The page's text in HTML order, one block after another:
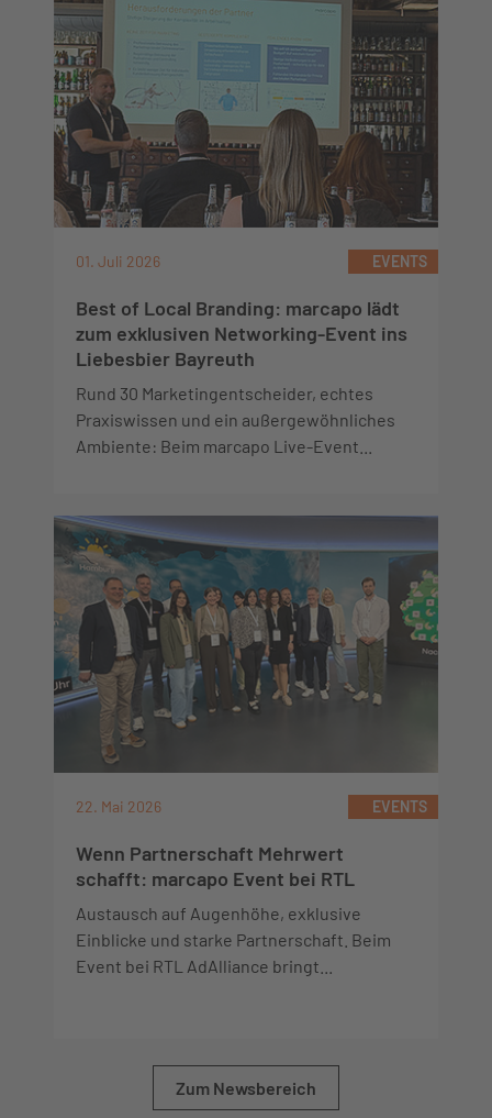
01. Juli 2026 EVENTS
Best of Local Branding: marcapo lädt
zum exklusiven Networking-Event ins
Liebesbier Bayreuth
Rund 30 Marketingentscheider, echtes
Praxiswissen und ein außergewöhnliches
Ambiente: Beim marcapo Live-Event...
22. Mai 2026 EVENTS
Wenn Partnerschaft Mehrwert
schafft: marcapo Event bei RTL
Austausch auf Augenhöhe, exklusive
Einblicke und starke Partnerschaft. Beim
Event bei RTL AdAlliance bringt...
Zum Newsbereich